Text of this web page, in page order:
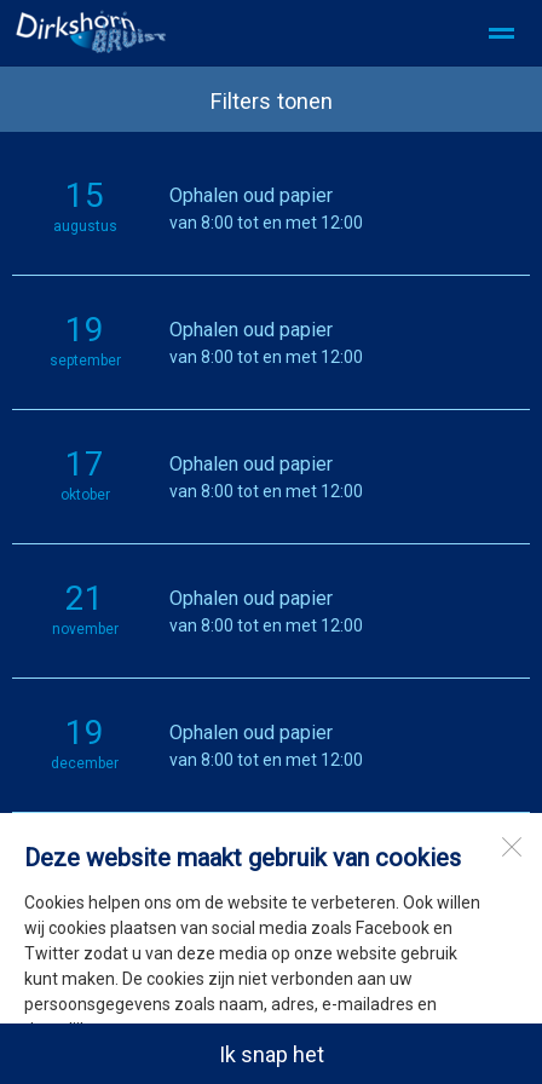
SDD partner worden
Home Foto's Pagina's
Deze website maakt gebruik van cookies
Cookies helpen ons om de website te verbeteren. Ook willen
wij cookies plaatsen van social media zoals Facebook en
Twitter zodat u van deze media op onze website gebruik
kunt maken. De cookies zijn niet verbonden aan uw
persoonsgegevens zoals naam, adres, e-mailadres en
dergelijke.
Ik snap het
Filters tonen
15
augustus
Ophalen oud papier
van 8:00 tot en met 12:00
19
september
Ophalen oud papier
van 8:00 tot en met 12:00
17
oktober
Ophalen oud papier
van 8:00 tot en met 12:00
21
november
Ophalen oud papier
van 8:00 tot en met 12:00
19
december
Ophalen oud papier
van 8:00 tot en met 12:00
Dirkshornbruist
Open desktopversie
SdH Vormgeving |Ziber DS4